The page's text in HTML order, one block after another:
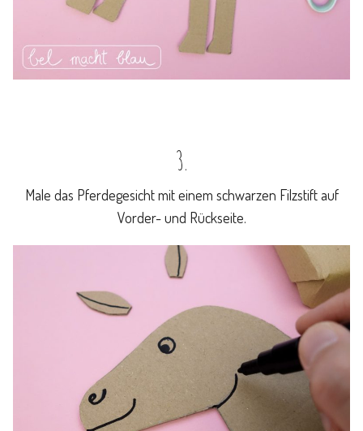
3.
Male das Pferdegesicht mit einem schwarzen Filzstift auf
Vorder- und Rückseite.